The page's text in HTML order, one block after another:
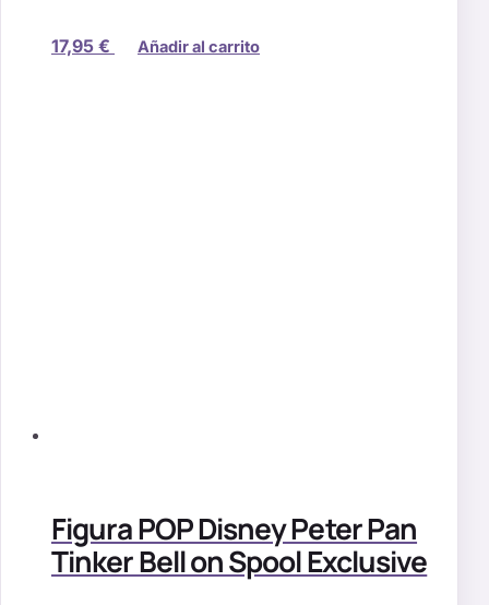
17,95 € Añadir al carrito
Figura POP Disney Peter Pan
Tinker Bell on Spool Exclusive